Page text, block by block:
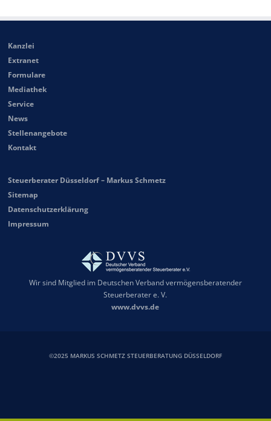
Kanzlei
Extranet
Formulare
Mediathek
Service
News
Stellenangebote
Kontakt
Steuerberater Düsseldorf – Markus Schmetz
Sitemap
Datenschutzerklärung
Impressum
Wir sind Mitglied im Deutschen Verband vermögensberatender
Steuerberater e. V.
www.dvvs.de
©2025 MARKUS SCHMETZ STEUERBERATUNG DÜSSELDORF